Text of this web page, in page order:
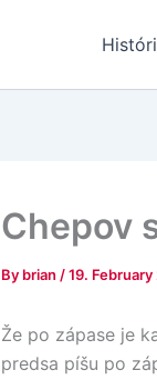
Chepov
By brian /19.
Že po zápase je
predsa píšu po